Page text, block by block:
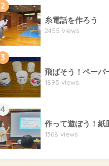
2
糸電話を作ろう
2455 views
3
飛ばそう！ペーパ
1895 views
4
作って遊ぼう！紙
1368 views